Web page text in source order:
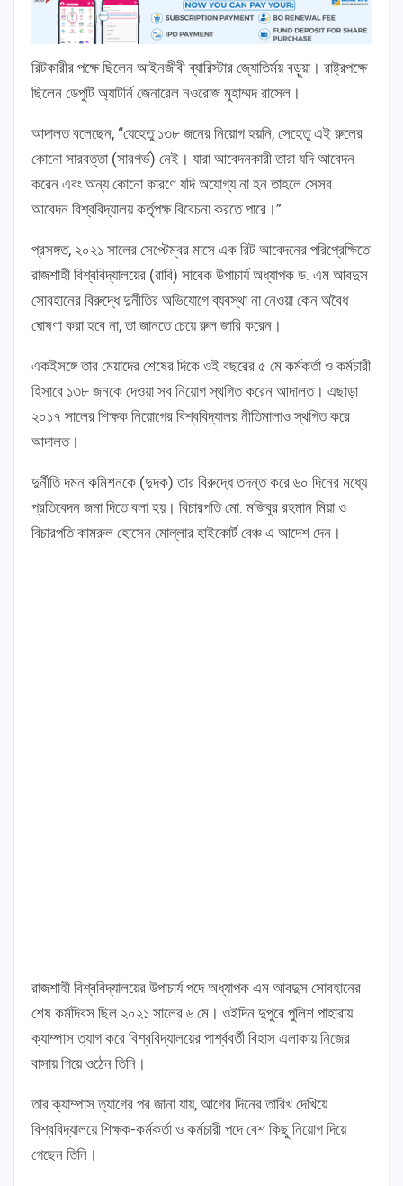
রিটকারীর পক্ষে ছিলেন আইনজীবী ব্যারিস্টার জ্যোতির্ময় বড়ুয়া। রাষ্ট্রপক্ষে
ছিলেন ডেপুটি অ্যাটর্নি জেনারেল নওরোজ মুহাম্মদ রাসেল।
আদালত বলেছেন, “যেহেতু ১৩৮ জনের নিয়োগ হয়নি, সেহেতু এই রুলের
কোনো সারবত্তা (সারগর্ভ) নেই। যারা আবেদনকারী তারা যদি আবেদন
করেন এবং অন্য কোনো কারণে যদি অযোগ্য না হন তাহলে সেসব
আবেদন বিশ্ববিদ্যালয় কর্তৃপক্ষ বিবেচনা করতে পারে।”
প্রসঙ্গত, ২০২১ সালের সেপ্টেম্বর মাসে এক রিট আবেদনের পরিপ্রেক্ষিতে
রাজশাহী বিশ্ববিদ্যালয়ের (রাবি) সাবেক উপাচার্য অধ্যাপক ড. এম আবদুস
সোবহানের বিরুদ্ধে দুর্নীতির অভিযোগে ব্যবস্থা না নেওয়া কেন অবৈধ
ঘোষণা করা হবে না, তা জানতে চেয়ে রুল জারি করেন।
একইসঙ্গে তার মেয়াদের শেষের দিকে ওই বছরের ৫ মে কর্মকর্তা ও কর্মচারী
হিসাবে ১৩৮ জনকে দেওয়া সব নিয়োগ স্থগিত করেন আদালত। এছাড়া
২০১৭ সালের শিক্ষক নিয়োগের বিশ্ববিদ্যালয় নীতিমালাও স্থগিত করে
আদালত।
দুর্নীতি দমন কমিশনকে (দুদক) তার বিরুদ্ধে তদন্ত করে ৬০ দিনের মধ্যে
প্রতিবেদন জমা দিতে বলা হয়। বিচারপতি মো. মজিবুর রহমান মিয়া ও
বিচারপতি কামরুল হোসেন মোল্লার হাইকোর্ট বেঞ্চ এ আদেশ দেন।
রাজশাহী বিশ্ববিদ্যালয়ের উপাচার্য পদে অধ্যাপক এম আবদুস সোবহানের
শেষ কর্মদিবস ছিল ২০২১ সালের ৬ মে। ওইদিন দুপুরে পুলিশ পাহারায়
ক্যাম্পাস ত্যাগ করে বিশ্ববিদ্যালয়ের পার্শ্ববর্তী বিহাস এলাকায় নিজের
বাসায় গিয়ে ওঠেন তিনি।
তার ক্যাম্পাস ত্যাগের পর জানা যায়, আগের দিনের তারিখ দেখিয়ে
বিশ্ববিদ্যালয়ে শিক্ষক-কর্মকর্তা ও কর্মচারী পদে বেশ কিছু নিয়োগ দিয়ে
গেছেন তিনি।